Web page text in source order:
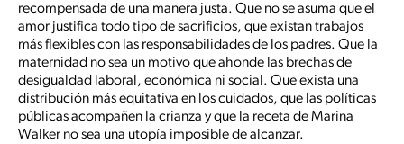
recompensada de una manera justa. Que no se asuma que el
amor justifica todo tipo de sacrificios, que existan trabajos
más flexibles con las responsabilidades de los padres. Que la
maternidad no sea un motivo que ahonde las brechas de
desigualdad laboral, económica ni social. Que exista una
distribución más equitativa en los cuidados, que las políticas
públicas acompañen la crianza y que la receta de Marina
Walker no sea una utopía imposible de alcanzar.